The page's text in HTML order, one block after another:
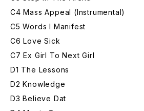
C4 Mass Appeal (Instrumental)
C5 Words I Manifest
C6 Love Sick
C7 Ex Girl To Next Girl
D1 The Lessons
D2 Knowledge
D3 Believe Dat